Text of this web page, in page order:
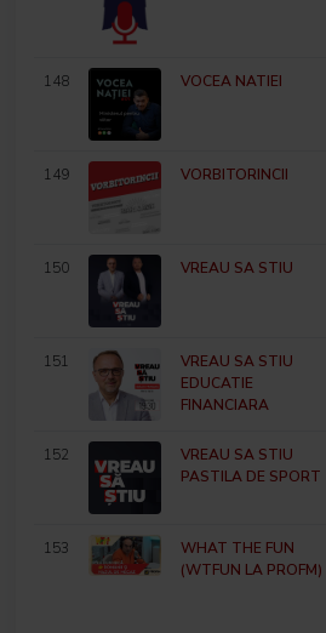
148 VOCEA NATIEI
149 VORBITORINCII
150 VREAU SA STIU
151
VREAU SA STIU
EDUCATIE
FINANCIARA
152
VREAU SA STIU
PASTILA DE SPORT
153
WHAT THE FUN
(WTFUN LA PROFM)